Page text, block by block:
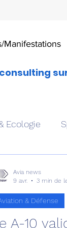
Manifestations
Ecologie
expérimental
A-10
& Défense
Avia news
9 avr.
3 min de